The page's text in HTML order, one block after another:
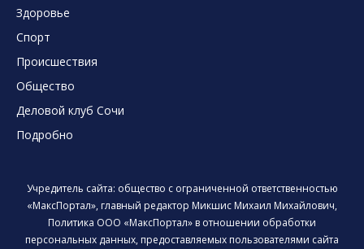
Здоровье
Спорт
Происшествия
Общество
Деловой клуб Сочи
Подробно
Учредитель сайта: общество с ограниченной ответственностью
«МаксПортал», главный редактор Микшис Михаил Михайлович,
Политика ООО «МаксПортал» в отношении обработки
персональных данных, предоставляемых пользователями сайта